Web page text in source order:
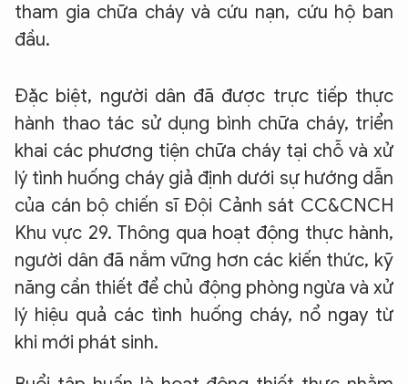
tham gia chữa cháy và cứu nạn, cứu hộ ban
đầu.
Đặc biệt, người dân đã được trực tiếp thực
hành thao tác sử dụng bình chữa cháy, triển
khai các phương tiện chữa cháy tại chỗ và xử
lý tình huống cháy giả định dưới sự hướng dẫn
của cán bộ chiến sĩ Đội Cảnh sát CC&CNCH
Khu vực 29. Thông qua hoạt động thực hành,
người dân đã nắm vững hơn các kiến thức, kỹ
năng cần thiết để chủ động phòng ngừa và xử
lý hiệu quả các tình huống cháy, nổ ngay từ
khi mới phát sinh.